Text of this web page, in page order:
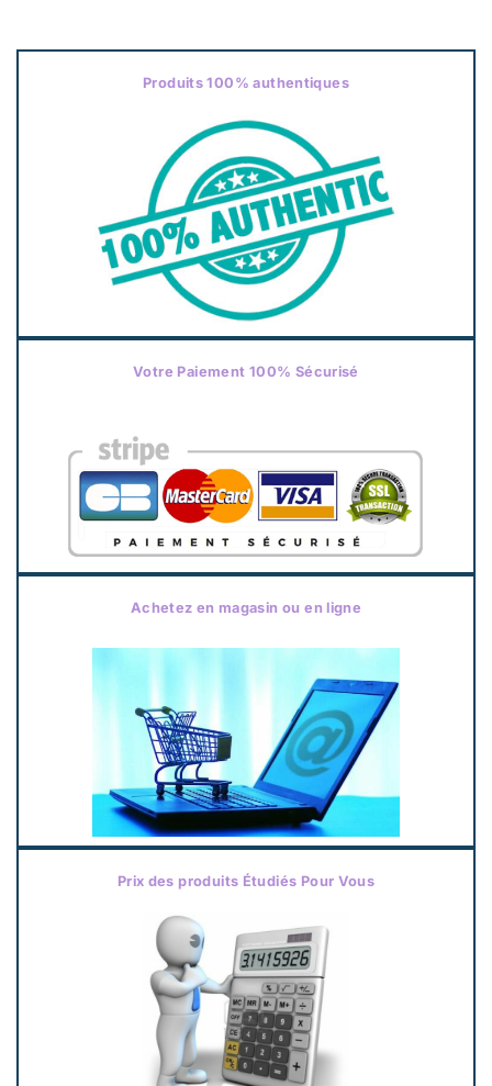
Produits 100% authentiques
Votre Paiement 100% Sécurisé
Achetez en magasin ou en ligne
Prix des produits Étudiés Pour Vous